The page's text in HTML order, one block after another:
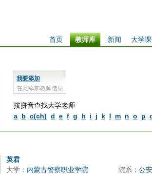
大学
新闻
教师库
首页
我要添加
在此添加教师信息
按拼音查找大学老师
a b c(ch) d e f g h i j k l m n o p
英君
大学： 内蒙古警察职业学院 院系： 公